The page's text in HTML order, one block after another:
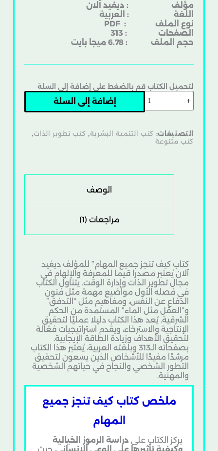
مؤلف : ديفيد آلان
اللغة : العربية
نوع الملف: PDF
الصفحات : 313
حجم الملف : 6.78 ميجا بايت
لتحميل الكتاب قم بالضغط على إضافة إلى السلة
إضافة إلى السلة
التصنيفات: كتب التنمية البشرية, كتب تطوير الذات,
كتب متنوعة
الوصف
مراجعات (1)
كتاب كيف تنجز جميع المهام” للمؤلف ديفيد
آلان يُعتبر مصدرًا قيمًا للمعرفة والإلهام في
مجال تطوير الذات وإدارة الوقت. يتناول الكتاب
في فصله الأول مواضيع مهمة مثل فنون
الدفاع عن النفس، ومفاهيم مثل “التدفق”
و”العقل مثل الماء” المستمدة من الحكم
الشرقية. يُعد هذا الكتاب دليلًا عمليًا لتحقيق
الإنتاجية والاسترخاء، ويقدم استراتيجيات فعّالة
لتحقيق الأهداف وزيادة الطاقة الإيجابية.
بصفحاته الـ313 وبلغته العربية، يُعتبر هذا الكتاب
مرشدًا مفيدًا للأشخاص الذين يسعون لتحقيق
التطور الشخصي والنجاح في حياتهم الشخصية
والمهنية.
ملخص كتاب كيف تنجز جميع
المهام
يركز الكتاب على دراسة الرموز الخيالية